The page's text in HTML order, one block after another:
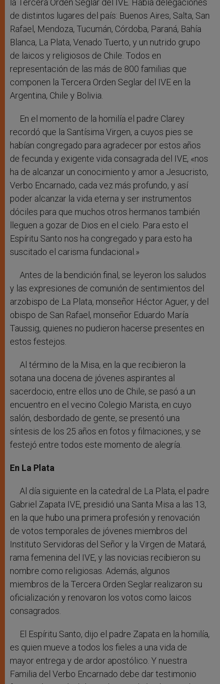
la Tercera Orden Seglar del IVE. Había delegaciones
de distintos lugares del país: Buenos Aires, Salta, San
Rafael, Mendoza, Tucumán, Córdoba, Paraná, Bahía
Blanca, La Plata, Venado Tuerto, y un nutrido grupo
de laicos y religiosos de Chile. Todos en
representación de las más de 800 familias que
componen la Tercera Orden Seglar del IVE en la
Argentina, Chile y Bolivia.
En el momento de la homilía el padre Clarey
recordó que la Santísima Virgen, a cuyos pies se
habían congregado para agradecer por estos años
de fecunda y exigente vida consagrada del IVE, «nos
ha de alcanzar un conocimiento y amor a Jesucristo,
Verbo Encarnado, cada vez más profundo, y así
poder alcanzar la vida eterna y ser instrumentos
dóciles para que muchos otros hermanos también
lleguen a gozar de Dios en el cielo. Para esto el
Espíritu Santo nos ha congregado y para esto ha
suscitado el carisma fundacional.»
Antes de la bendición final, se leyeron los saludos
y las expresiones de comunión de sentimientos del
arzobispo de La Plata, monseñor Héctor Aguer, y del
obispo de San Rafael, monseñor Eduardo María
Taussig, quienes no pudieron hacerse presentes en
estos festejos.
Al término de la Misa, en la que recibieron la
sotana una docena de jóvenes aspirantes al
sacerdocio, entre ellos uno de Chile, se pasó a un
encuentro en el vecino Colegio Marista, en cuyo
salón, desbordado de gente, se presentó una
síntesis de los 25 años en fotos y filmaciones, y se
festejó entre todos este momento de alegría.
En La Plata
Al día siguiente en la catedral de La Plata, el padre
Gabriel Zapata IVE, presidió una Santa Misa a las 13,
en la que hubo una primera profesión y renovación
de votos temporales de jóvenes miembros del
Instituto Servidoras del Señor y la Virgen de Matará,
rama femenina del IVE, y las novicias recibieron su
nombre como religiosas. Además, algunos
miembros de la Tercera Orden Seglar realizaron su
oficialización y renovaron los votos como laicos
consagrados.
El Espíritu Santo, dijo el padre Zapata en la homilía,
es quien mueve a todos los fieles a una vida de
mayor entrega y de ardor apostólico. Y nuestra
Familia del Verbo Encarnado debe dar testimonio